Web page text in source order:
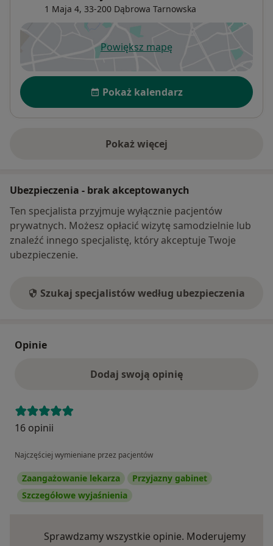
1 Maja 4, 33-200 Dąbrowa Tarnowska
Powiększ mapęotwiera się w nowej karcie
Dostępność
Pokaż kalendarz
Pokaż więcej
o adresie
Ubezpieczenia - brak akceptowanych
Ten specjalista przyjmuje wyłącznie pacjentów
prywatnych. Możesz opłacić wizytę samodzielnie lub
znaleźć innego specjalistę, który akceptuje Twoje
ubezpieczenie.
Szukaj specjalistów według ubezpieczenia
Opinie
Dodaj swoją opinię
16 opinii
Najczęściej wymieniane przez pacjentów
Zaangażowanie lekarza
Przyjazny gabinet
Szczegółowe wyjaśnienia
Sprawdzamy wszystkie opinie. Moderujemy